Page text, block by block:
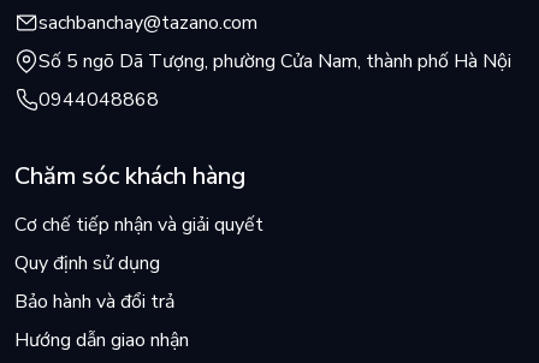
sachbanchay@tazano.com
Số 5 ngõ Dã Tượng, phường Cửa Nam, thành phố Hà Nội
0944048868
Chăm sóc khách hàng
Cơ chế tiếp nhận và giải quyết
Quy định sử dụng
Bảo hành và đổi trả
Hướng dẫn giao nhận